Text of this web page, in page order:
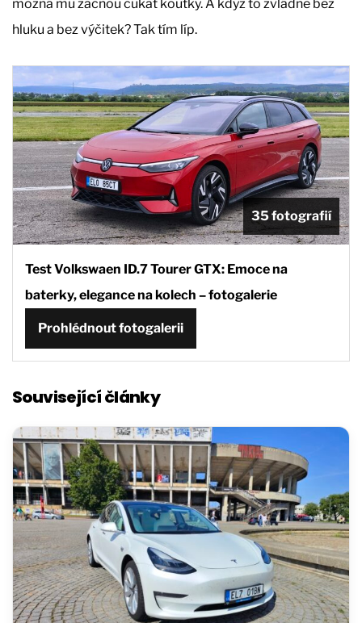
možná mu začnou cukat koutky. A když to zvládne bez
hluku a bez výčitek? Tak tím líp.
35 fotografií
Test Volkswaen ID.7 Tourer GTX: Emoce na
baterky, elegance na kolech – fotogalerie
Prohlédnout fotogalerii
Související články